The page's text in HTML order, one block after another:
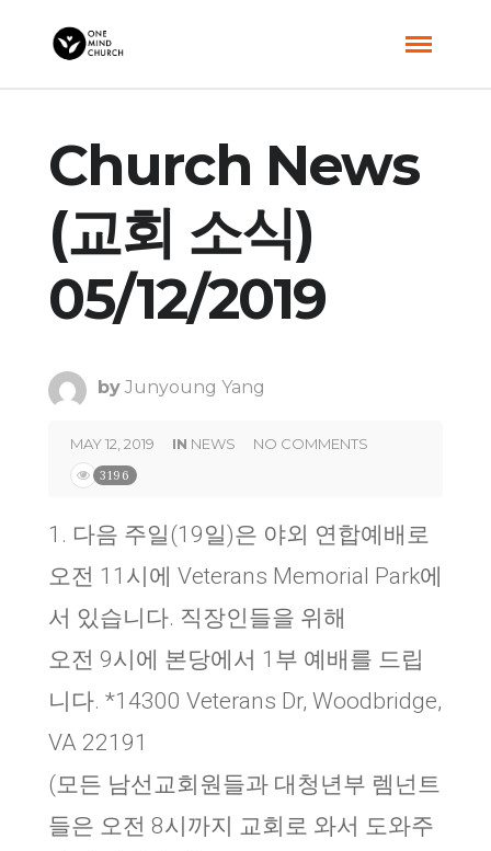
Church News
(교회 소식)
05/12/2019
by Junyoung Yang
MAY 12, 2019 IN NEWS NO COMMENTS
3196
1. 다음 주일(19일)은 야외 연합예배로
오전 11시에 Veterans Memorial Park에
서 있습니다. 직장인들을 위해
오전 9시에 본당에서 1부 예배를 드립
니다. *14300 Veterans Dr, Woodbridge,
VA 22191
(모든 남선교회원들과 대청년부 렘넌트
들은 오전 8시까지 교회로 와서 도와주